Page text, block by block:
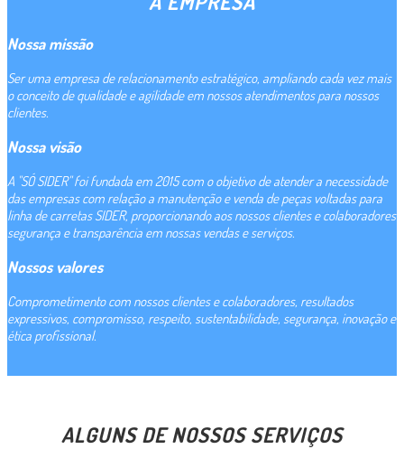
Nossa missão
Ser uma empresa de relacionamento estratégico, ampliando cada vez mais
o conceito de qualidade e agilidade em nossos atendimentos para nossos
clientes.
Nossa visão
A "SÓ SIDER" foi fundada em 2015 com o objetivo de atender a necessidade
das empresas com relação a manutenção e venda de peças voltadas para
linha de carretas SIDER, proporcionando aos nossos clientes e colaboradores
segurança e transparência em nossas vendas e serviços.
Nossos valores
Comprometimento com nossos clientes e colaboradores, resultados
expressivos, compromisso, respeito, sustentabilidade, segurança, inovação e
ética profissional.
ALGUNS DE NOSSOS SERVIÇOS